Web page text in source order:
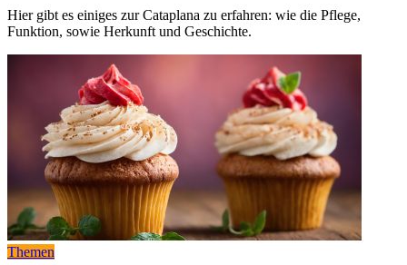
Hier gibt es einiges zur Cataplana zu erfahren: wie die Pflege,
Funktion, sowie Herkunft und Geschichte.
Themen